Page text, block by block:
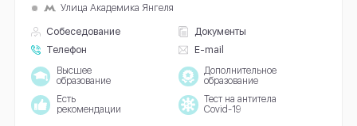
Собеседование
Документы
Телефон
E-mail
Улица Академика Янгеля
Высшее
образование
Дополнительное
образование
Есть
рекомендации
Тест на антитела
Covid-19